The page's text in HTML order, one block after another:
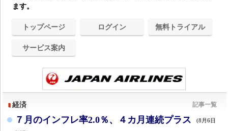
ます。
トップページ ログイン 無料トライアル
サービス案内
経済 記事一覧
７月のインフレ率2.0％、４カ月連続プラス (8月6日